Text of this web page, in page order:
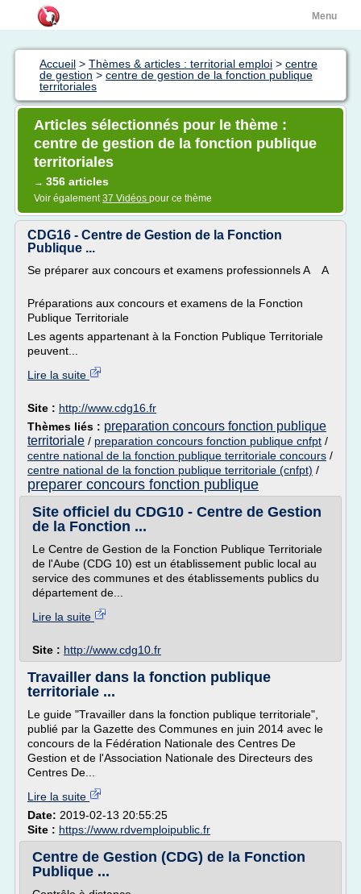
Menu
Accueil > Thèmes & articles : territorial emploi > centre
de gestion > centre de gestion de la fonction publique
territoriales
Articles sélectionnés pour le thème :
centre de gestion de la fonction publique
territoriales
→ 356 articles
Voir également37 Vidéos pour ce thème
CDG16 - Centre de Gestion de la Fonction
Publique ...
Se préparer aux concours et examens professionnels A A
Préparations aux concours et examens de la Fonction
Publique Territoriale
Les agents appartenant à la Fonction Publique Territoriale
peuvent...
Lire la suite
Site : http://www.cdg16.fr
Thèmes liés : preparation concours fonction publique
territoriale / preparation concours fonction publique cnfpt /
centre national de la fonction publique territoriale concours /
centre national de la fonction publique territoriale (cnfpt) /
preparer concours fonction publique
Site officiel du CDG10 - Centre de Gestion
de la Fonction ...
Le Centre de Gestion de la Fonction Publique Territoriale
de l'Aube (CDG 10) est un établissement public local au
service des communes et des établissements publics du
département de...
Lire la suite
Site : http://www.cdg10.fr
Travailler dans la fonction publique
territoriale ...
Le guide "Travailler dans la fonction publique territoriale",
publié par la Gazette des Communes en juin 2014 avec le
concours de la Fédération Nationale des Centres De
Gestion et de l'Association Nationale des Directeurs des
Centres De...
Lire la suite
Date: 2019-02-13 20:55:25
Site : https://www.rdvemploipublic.fr
Centre de Gestion (CDG) de la Fonction
Publique ...